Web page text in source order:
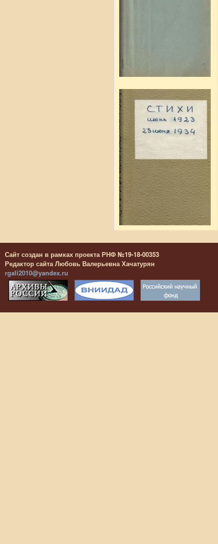
Сайт создан в рамках проекта РНФ №19-18-00353
Редактор сайта Любовь Валерьевна Хачатурян
rgali2010@yandex.ru